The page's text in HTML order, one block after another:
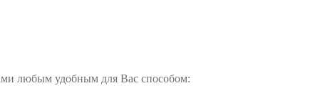
любым удобным для Вас способом: